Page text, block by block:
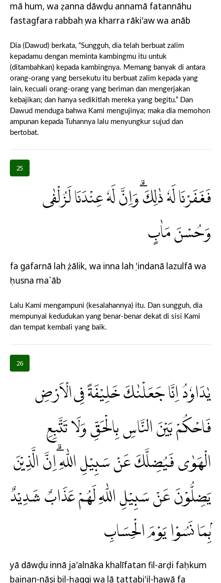
mā hum, wa ẓanna dāwụdu annamā fatannāhu
fastagfara rabbahụ wa kharra rāki'aw wa anāb
Dia (Dawud) berkata, “Sungguh, dia telah berbuat zalim
kepadamu dengan meminta kambingmu itu untuk
(ditambahkan) kepada kambingnya. Memang banyak di antara
orang-orang yang bersekutu itu berbuat zalim kepada yang
lain, kecuali orang-orang yang beriman dan mengerjakan
kebajikan; dan hanya sedikitlah mereka yang begitu.” Dan
Dawud menduga bahwa Kami mengujinya; maka dia memohon
ampunan kepada Tuhannya lalu menyungkur sujud dan
bertobat.
25
فَغَفَرْنَا لَهٗ ذٰلِكَۗ وَاِنَّ لَهٗ عِنْدَنَا لَزُلْفٰى
وَحُسْنَ مَاٰبٍ
fa gafarnā lahụ żālik, wa inna lahụ 'indanā lazulfā wa
ḥusna ma`āb
Lalu Kami mengampuni (kesalahannya) itu. Dan sungguh, dia
mempunyai kedudukan yang benar-benar dekat di sisi Kami
dan tempat kembali yang baik.
26
يٰدَاوٗدُ اِنَّا جَعَلْنٰكَ خَلِيْفَةً فِى الْاَرْضِ
فَاحْكُمْ بَيْنَ النَّاسِ بِالْحَقِّ وَلَا تَتَّبِعِ
الْهَوٰى فَيُضِلَّكَ عَنْ سَبِيْلِ اللّٰهِ ۗاِنَّ الَّذِيْنَ
يَضِلُّوْنَ عَنْ سَبِيْلِ اللّٰهِ لَهُمْ عَذَابٌ شَدِيْدٌ
ۢبِمَا نَسُوْا يَوْمَ الْحِسَابِ
yā dāwụdu innā ja'alnāka khalīfatan fil-arḍi faḥkum
bainan-nāsi bil-ḥaqqi wa lā tattabi'il-hawā fa